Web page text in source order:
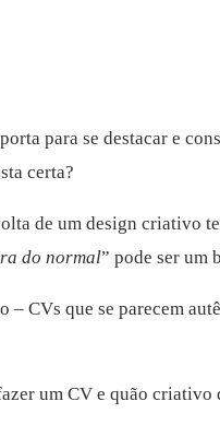
para se destacar e
certa?
de um design criativo
do normal” pode ser um
CVs que se parecem
um CV e quão criativo